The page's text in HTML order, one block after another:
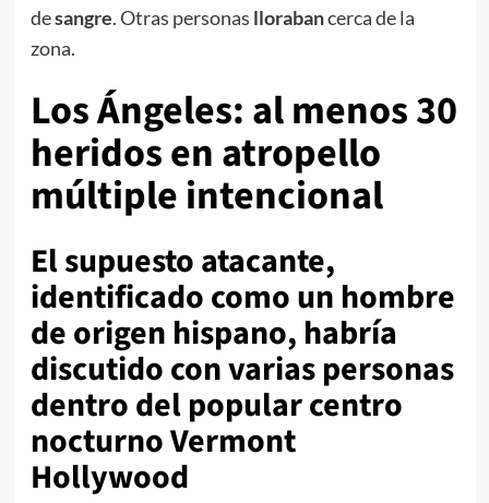
desangre. Otras personas llorabancerca de la
zona.
Los Ángeles: al menos 30
heridos en atropello
múltiple intencional
El supuesto atacante,
identificado como un hombre
de origen hispano, habría
discutido con varias personas
dentro del popular centro
nocturno Vermont
Hollywood